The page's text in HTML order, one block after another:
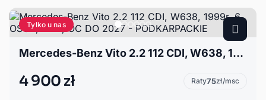
Tylko u nas
Mercedes-Benz Vito 2.2 112 CDI, W638, 1999r, 6 OSÓB, HAK, OC DO 2027 - PODKARPACKIE
4 900 zł Raty75zł/msc